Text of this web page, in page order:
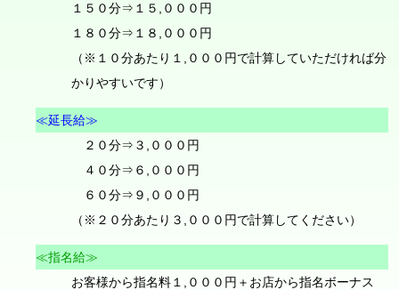
１５０分⇒１５,０００円
１８０分⇒１８,０００円
（※１０分あたり１,０００円で計算していただければ分
かりやすいです）
≪延長給≫
２０分⇒３,０００円
４０分⇒６,０００円
６０分⇒９,０００円
（※２０分あたり３,０００円で計算してください）
≪指名給≫
お客様から指名料１,０００円＋お店から指名ボーナス